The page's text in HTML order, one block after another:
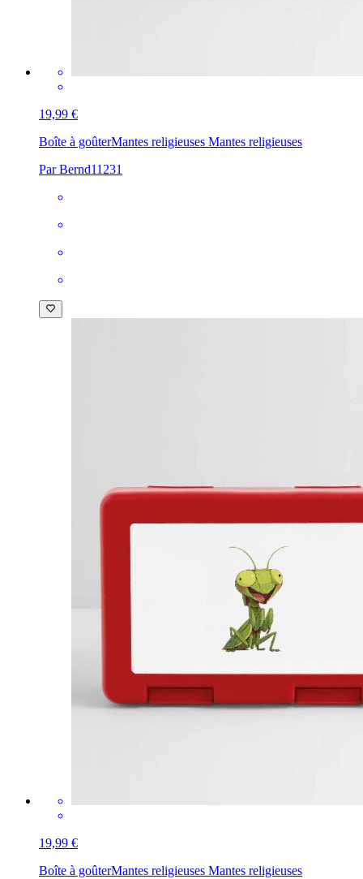
19,99 €
Boîte à goûterMantes religieuses Mantes religieuses
Par Bernd11231
19,99 €
Boîte à goûterMantes religieuses Mantes religieuses